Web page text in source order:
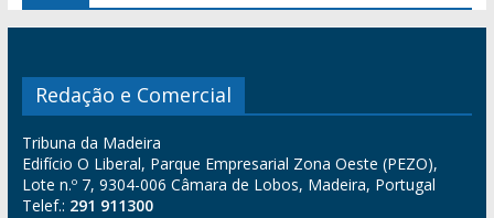
Redação e Comercial
Tribuna da Madeira
Edifício O Liberal, Parque Empresarial Zona Oeste (PEZO),
Lote n.º 7, 9304-006 Câmara de Lobos, Madeira, Portugal
Telef.: 291 911300